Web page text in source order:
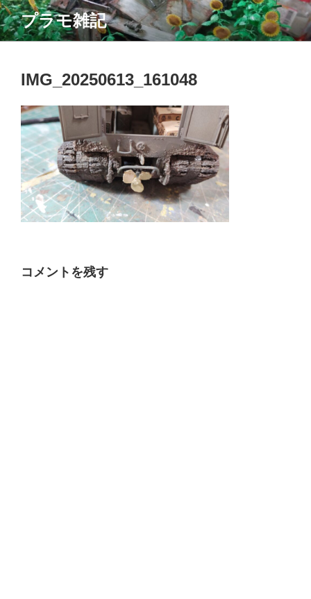
コ
ン
テ
プラモ雑記
IMG_20250613_161048
コメントを残す